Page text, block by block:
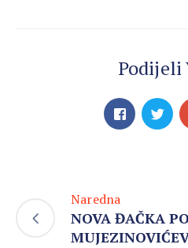
Podijeli
Naredna
NOVA ĐAČKA